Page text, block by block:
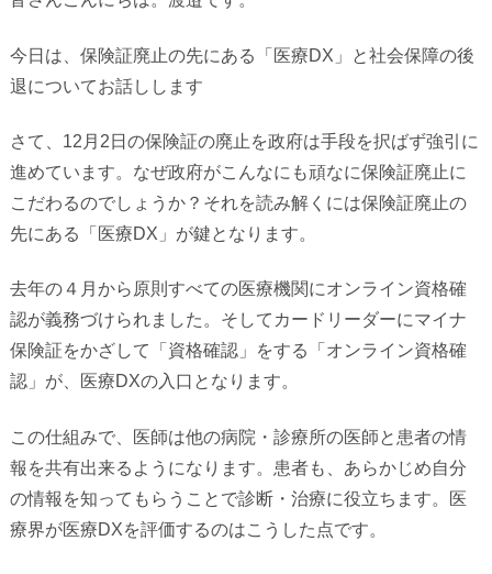
今日は、保険証廃止の先にある「医療DX 」と社会保障の後
退についてお話しします
さて、 12 月 2 日の保険証の廃止を政府は手段を択ばず強引に
進めています。なぜ政府がこんなにも頑なに保険証廃止に
こだわるのでしょうか？それを読み解くには保険証廃止の
先にある「医療DX 」が鍵となります。
去年の４月から原則すべての医療機関にオンライン資格確
認が義務づけられました。そしてカードリーダーにマイナ
保険証をかざして「資格確認」をする「オンライン資格確
認」が、医療DXの入口となります。
この仕組みで、医師は他の病院・診療所の医師と患者の情
報を共有出来るようになります。患者も、あらかじめ自分
の情報を知ってもらうことで診断・治療に役立ちます。医
療界が医療DXを評価するのはこうした点です。